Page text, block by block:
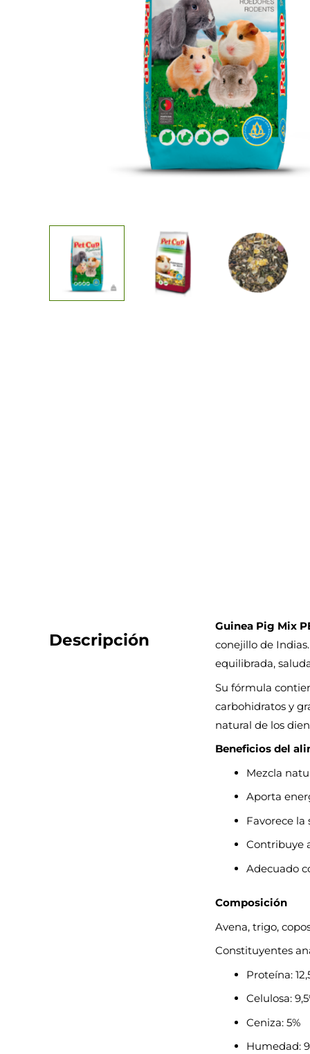
Descripción
Guinea Pig Mix
conejillo de
equilibrada,
Su fórmula
carbohidratos y
natural de los
Beneficios del
Mezcla
Aporta
Favorece la
Contribuye
Adecuado
Composición
Avena, trigo,
Constituyentes
Proteína:
Celulosa:
Ceniza: 5%
Humedad: